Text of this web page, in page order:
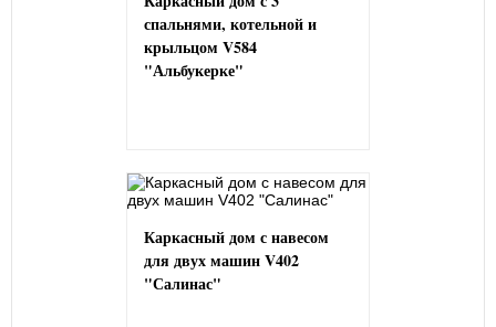
спальнями, котельной и
крыльцом V584
"Альбукерке"
Каркасный дом с навесом
для двух машин V402
"Салинас"